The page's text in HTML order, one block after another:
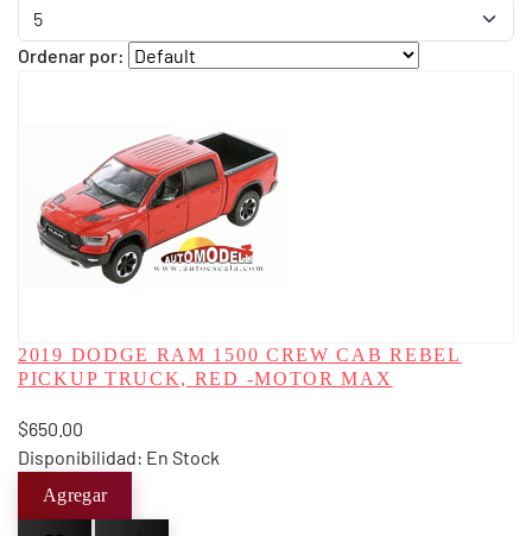
Ordenar por:
2019 DODGE RAM 1500 CREW CAB REBEL
PICKUP TRUCK, RED -MOTOR MAX
$650.00
Disponibilidad: En Stock